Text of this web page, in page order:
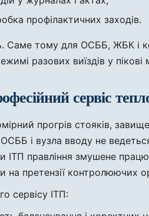
профілактичних заходів.
Саме тому для ОСББ, ЖБК і
разових виїздів у
сервіс
прогрів стояків,
і вузла вводу не
ІТП правління змушене
на претензії контролюючих
сервісу ІТП: